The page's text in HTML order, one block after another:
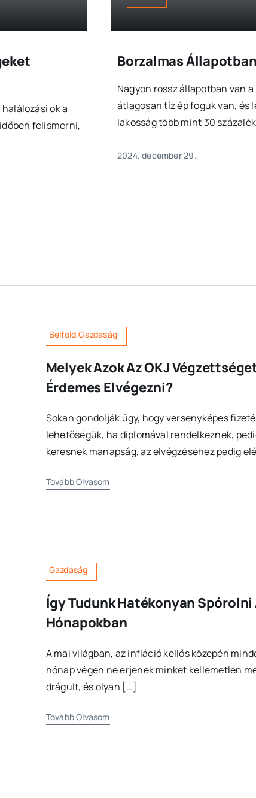
ok a
felismerni,
Borzalmas
Nagyon rossz állapotban van
átlagosan tíz ép foguk van, és
lakosság több mint 30
2024. december 29.
Belföld,Gazdaság
Melyek Azok Az OKJ
Érdemes Elvégezni?
Sokan gondolják úgy, hogy versenyképes
lehetőségük, ha diplomával rendelkeznek,
keresnek manapság, az elvégzéséhez pedig
Tovább Olvasom
Gazdaság
Így Tudunk Hatékonyan Spórolni
Hónapokban
A mai világban, az infláció kellős közepén
hónap végén ne érjenek minket kellemetlen
drágult, és olyan […]
Tovább Olvasom